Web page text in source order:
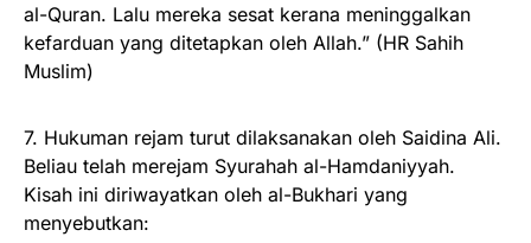
al-Quran. Lalu mereka sesat kerana meninggalkan
kefarduan yang ditetapkan oleh Allah.” (HR Sahih
Muslim)
7. Hukuman rejam turut dilaksanakan oleh Saidina Ali.
Beliau telah merejam Syurahah al-Hamdaniyyah.
Kisah ini diriwayatkan oleh al-Bukhari yang
menyebutkan: